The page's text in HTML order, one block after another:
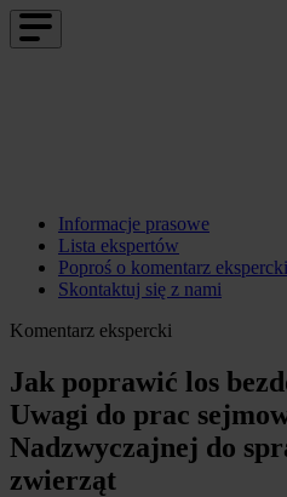
Informacje prasowe
Lista ekspertów
Poproś o komentarz ekspercki
Skontaktuj się z nami
Komentarz ekspercki
Jak poprawić los
Uwagi do prac
Nadzwyczajnej do
zwierząt